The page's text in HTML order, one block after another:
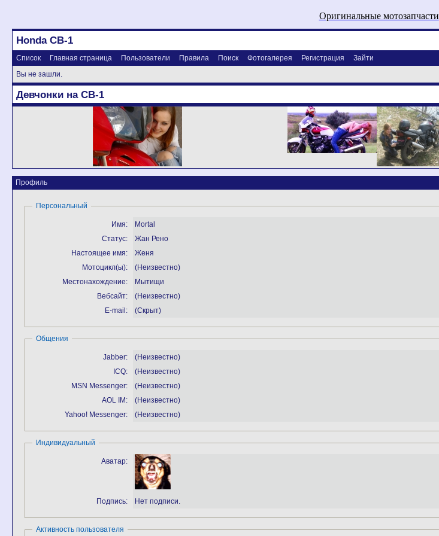
Оригинальные мотозапчасти
Honda CB-1
Список Главная страница Пользователи Правила Поиск Фотогалерея Регистрация
Зайти
Вы не зашли.
Девчонки на CB-1
Профиль
Персональный
Имя:
Mortal
Статус:
Жан Рено
Настоящее имя:
Женя
Мотоцикл(ы):
(Неизвестно)
Местонахождение:
Мытищи
Вебсайт:
(Неизвестно)
E-mail:
(Скрыт)
Общения
Jabber:
(Неизвестно)
ICQ:
(Неизвестно)
MSN Messenger:
(Неизвестно)
AOL IM:
(Неизвестно)
Yahoo! Messenger:
(Неизвестно)
Индивидуальный
Аватар:
Подпись: Нет подписи.
Активность пользователя